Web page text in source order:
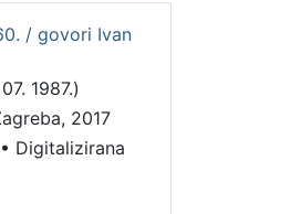
/ govori Ivan
1987.)
2017
• Digitalizirana